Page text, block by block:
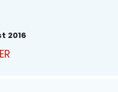
2016